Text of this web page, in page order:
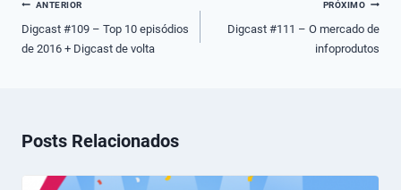
Navegação
de
Post
ANTERIOR
Digcast #109 – Top 10 episódios
de 2016 + Digcast de volta
PRÓXIMO
Digcast #111 – O mercado de
infoprodutos
Posts Relacionados